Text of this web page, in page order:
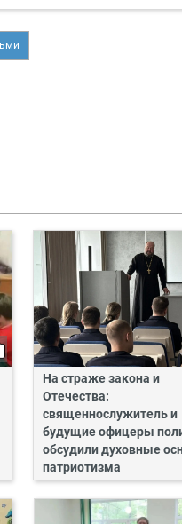
На страже закона и
Отечества:
священнослужитель и
будущие офицеры
обсудили духовные
патриотизма